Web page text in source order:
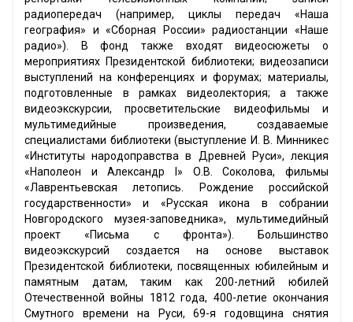
радиопередач (например, циклы передач «Наша
география» и «Сборная России» радиостанции «Наше
радио»). В фонд также входят видеосюжеты о
мероприятиях Президентской библиотеки; видеозаписи
выступлений на конференциях и форумах; материалы,
подготовленные в рамках видеолектория; а также
видеоэкскурсии, просветительские видеофильмы и
мультимедийные произведения, создаваемые
специалистами библиотеки (выступление И. В. Минникес
«Институты народоправства в Древней Руси», лекция
«Наполеон и Александр I» О.В. Соколова, фильмы
«Лаврентьевская летопись. Рождение российской
государственности» и «Русская икона в собрании
Новгородского музея-заповедника», мультимедийный
проект «Письма с фронта»). Большинство
видеоэкскурсий создается на основе выставок
Президентской библиотеки, посвященных юбилейным и
памятным датам, таким как 200-летний юбилей
Отечественной войны 1812 года, 400-летие окончания
Смутного времени на Руси, 69-я годовщина снятия